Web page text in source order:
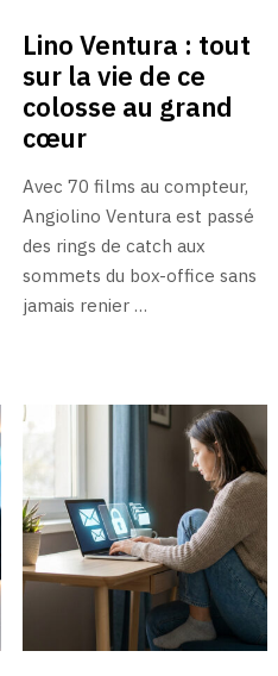
Lino Ventura : tout
sur la vie de ce
colosse au grand
cœur
Avec 70 films au compteur,
Angiolino Ventura est passé
des rings de catch aux
sommets du box-office sans
jamais renier …